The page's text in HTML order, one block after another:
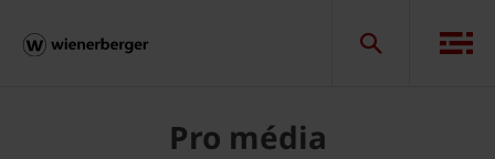
Pro média